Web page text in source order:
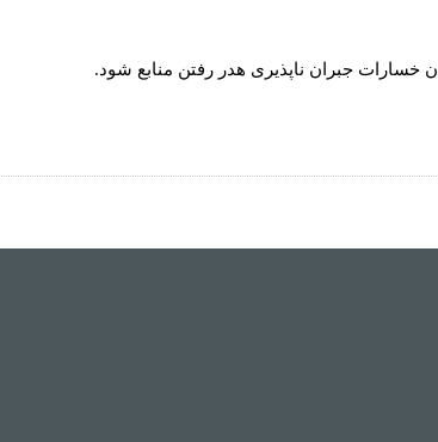
خسارات جبران ناپذیری هدر رفتن منابع شود.